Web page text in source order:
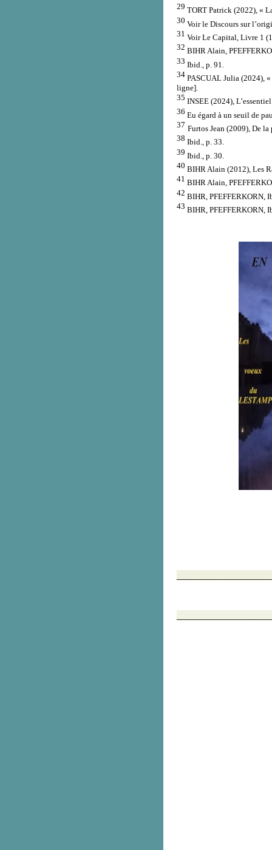
29 TORT Patrick (2022), «
30 Voir le Discours sur
31 Voir Le Capital, Livre 1
32 BIHR Alain,
33 Ibid., p. 91.
34 PASCUAL Julia (2024),
ligne].
35 INSEE (2024),
36 Eu égard à un seuil de
37 Furtos Jean (2009), De
38 Ibid., p. 33.
39 Ibid., p. 30.
40 BIHR Alain (2012), Les
41 BIHR Alain,
42 BIHR, PFEFFERKORN,
43 BIHR, PFEFFERKORN,